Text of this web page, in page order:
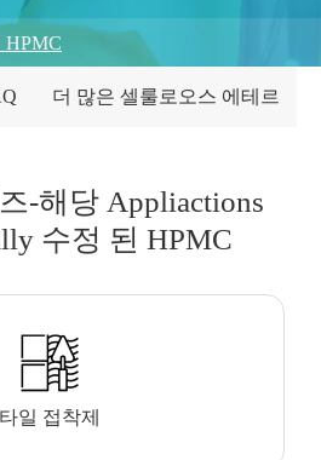
HPMC
더 많은 셀룰로오스 에테르
-해당 Appliactions
수정 된 HPMC
타일 접착제